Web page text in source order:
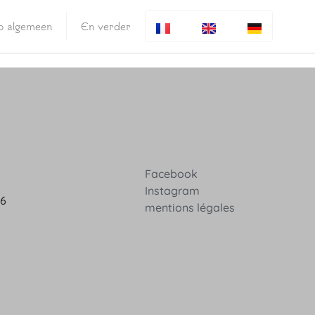
algemeen En verder
Facebook
Instagram
mentions légales